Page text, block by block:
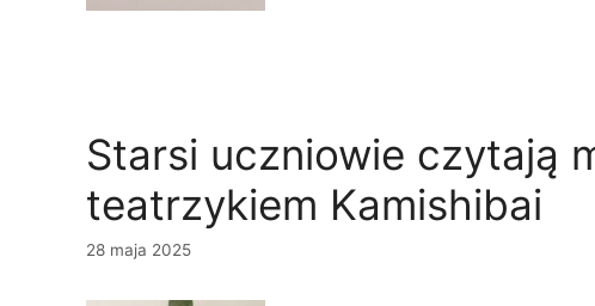
Starsi uczniowie czytają
teatrzykiem Kamishibai
28 maja 2025